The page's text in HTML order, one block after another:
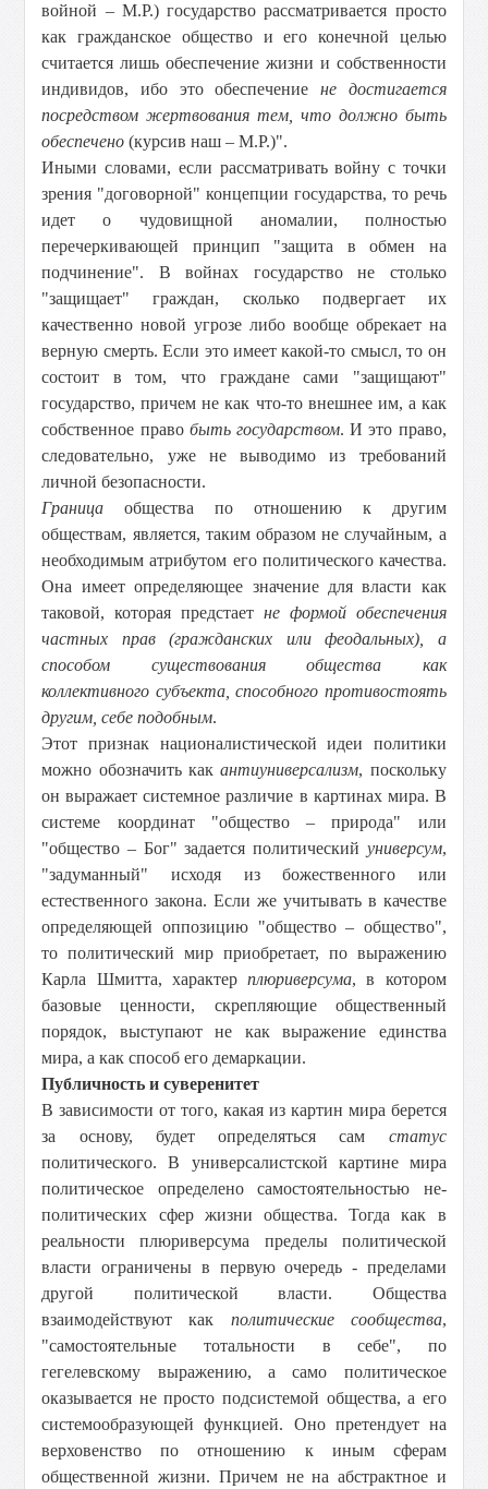
войной – М.Р.) государство рассматривается просто
как гражданское общество и его конечной целью
считается лишь обеспечение жизни и собственности
индивидов, ибо это обеспечение не достигается
посредством жертвования тем, что должно быть
обеспечено (курсив наш – М.Р.)".
Иными словами, если рассматривать войну с точки
зрения "договорной" концепции государства, то речь
идет о чудовищной аномалии, полностью
перечеркивающей принцип "защита в обмен на
подчинение". В войнах государство не столько
"защищает" граждан, сколько подвергает их
качественно новой угрозе либо вообще обрекает на
верную смерть. Если это имеет какой-то смысл, то он
состоит в том, что граждане сами "защищают"
государство, причем не как что-то внешнее им, а как
собственное право быть государством. И это право,
следовательно, уже не выводимо из требований
личной безопасности.
Граница общества по отношению к другим
обществам, является, таким образом не случайным, а
необходимым атрибутом его политического качества.
Она имеет определяющее значение для власти как
таковой, которая предстает не формой обеспечения
частных прав (гражданских или феодальных), а
способом существования общества как
коллективного субъекта, способного противостоять
другим, себе подобным.
Этот признак националистической идеи политики
можно обозначить какантиуниверсализм, поскольку
он выражает системное различие в картинах мира. В
системе координат "общество – природа" или
"общество – Бог" задается политический универсум,
"задуманный" исходя из божественного или
естественного закона. Если же учитывать в качестве
определяющей оппозицию "общество – общество",
то политический мир приобретает, по выражению
Карла Шмитта, характерплюриверсума, в котором
базовые ценности, скрепляющие общественный
порядок, выступают не как выражение единства
мира, а как способ его демаркации.
Публичность и суверенитет
В зависимости от того, какая из картин мира берется
за основу, будет определяться сам статус
политического. В универсалистской картине мира
политическое определено самостоятельностью не-
политических сфер жизни общества. Тогда как в
реальности плюриверсума пределы политической
власти ограничены в первую очередь - пределами
другой политической власти. Общества
взаимодействуют как политические сообщества,
"самостоятельные тотальности в себе", по
гегелевскому выражению, а само политическое
оказывается не просто подсистемой общества, а его
системообразующей функцией. Оно претендует на
верховенство по отношению к иным сферам
общественной жизни. Причем не на абстрактное и